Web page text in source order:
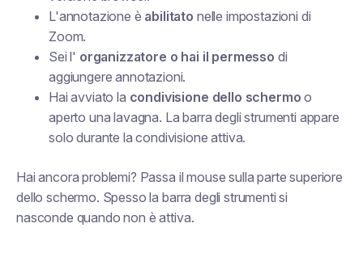
L'annotazione è abilitato nelle impostazioni di
Zoom.
Sei l' organizzatore o hai il permesso di
aggiungere annotazioni.
Hai avviato la condivisione dello schermo o
aperto una lavagna. La barra degli strumenti appare
solo durante la condivisione attiva.
Hai ancora problemi? Passa il mouse sulla parte superiore
dello schermo. Spesso la barra degli strumenti si
nasconde quando non è attiva.